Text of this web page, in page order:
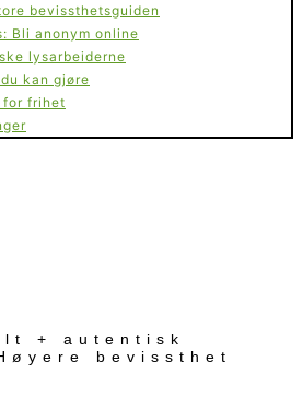
bevissthetsguiden
Bli anonym online
lysarbeiderne
kan gjøre
frihet
+ autentisk
bevissthet